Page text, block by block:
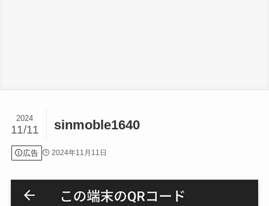
sinmoble1640
2024
11/11
広告 2024年11月11日